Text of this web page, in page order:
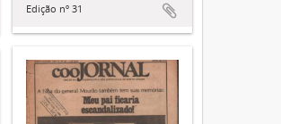
Edição nº 31